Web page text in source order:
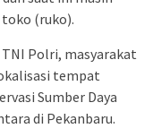
(ruko).
Polri, masyarakat
tempat
Sumber Daya
di Pekanbaru.